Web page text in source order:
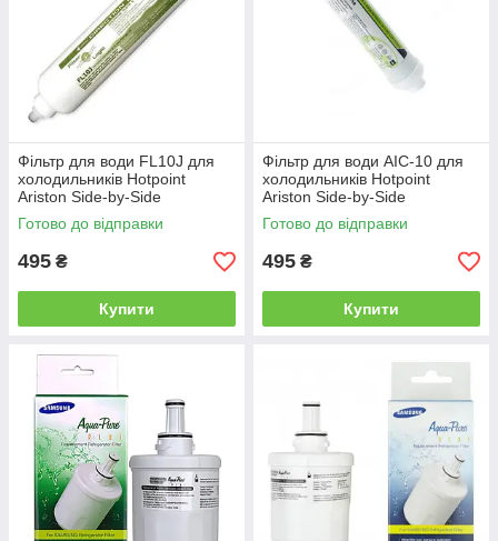
Фільтр для води FL10J для
холодильників Hotpoint
Ariston Side-by-Side
Готово до відправки
495 ₴
Купити
Фільтр для води AIC-10 для
холодильників Hotpoint
Ariston Side-by-Side
Готово до відправки
495 ₴
Купити